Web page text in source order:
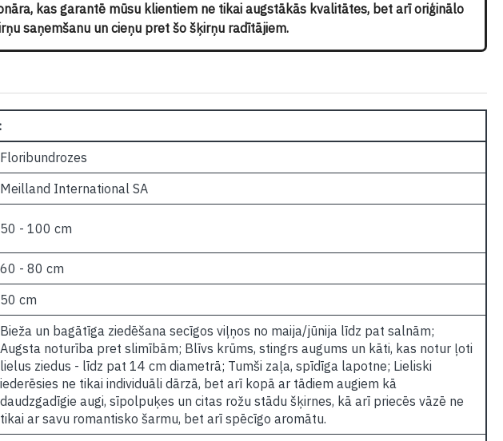
kas garantē mūsu klientiem ne tikai augstākās kvalitātes, bet arī oriģinālo
saņemšanu un cieņu pret šo šķirņu radītājiem.
Floribundrozes
Meilland International SA
50 - 100 cm
60 - 80 cm
50 cm
Bieža un bagātīga ziedēšana secīgos viļņos no maija/jūnija līdz pat salnām;
Augsta noturība pret slimībām; Blīvs krūms, stingrs augums un kāti, kas notur ļoti
lielus ziedus - līdz pat 14 cm diametrā; Tumši zaļa, spīdīga lapotne; Lieliski
iederēsies ne tikai individuāli dārzā, bet arī kopā ar tādiem augiem kā
daudzgadīgie augi, sīpolpuķes un citas rožu stādu šķirnes, kā arī priecēs vāzē ne
tikai ar savu romantisko šarmu, bet arī spēcīgo aromātu.